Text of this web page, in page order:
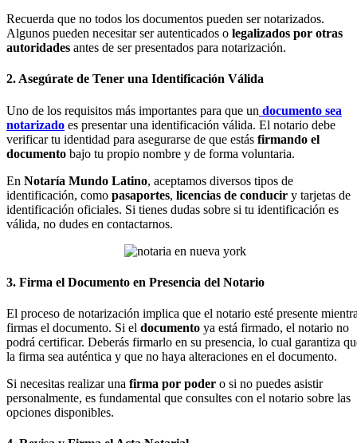
Recuerda que no todos los documentos pueden ser notarizados.
Algunos pueden necesitar ser autenticados o legalizados por otras
autoridades antes de ser presentados para notarización.
2. Asegúrate de Tener una Identificación Válida
Uno de los requisitos más importantes para que un documento sea
notarizado es presentar una identificación válida. El notario debe
verificar tu identidad para asegurarse de que estás firmando el
documento bajo tu propio nombre y de forma voluntaria.
En Notaría Mundo Latino, aceptamos diversos tipos de
identificación, como pasaportes, licencias de conducir y tarjetas de
identificación oficiales. Si tienes dudas sobre si tu identificación es
válida, no dudes en contactarnos.
3. Firma el Documento en Presencia del Notario
El proceso de notarización implica que el notario esté presente
firmas el documento. Si el documento ya está firmado, el notario no
podrá certificar. Deberás firmarlo en su presencia, lo cual garantiza
la firma sea auténtica y que no haya alteraciones en el documento.
Si necesitas realizar una firma por poder o si no puedes asistir
personalmente, es fundamental que consultes con el notario sobre las
opciones disponibles.